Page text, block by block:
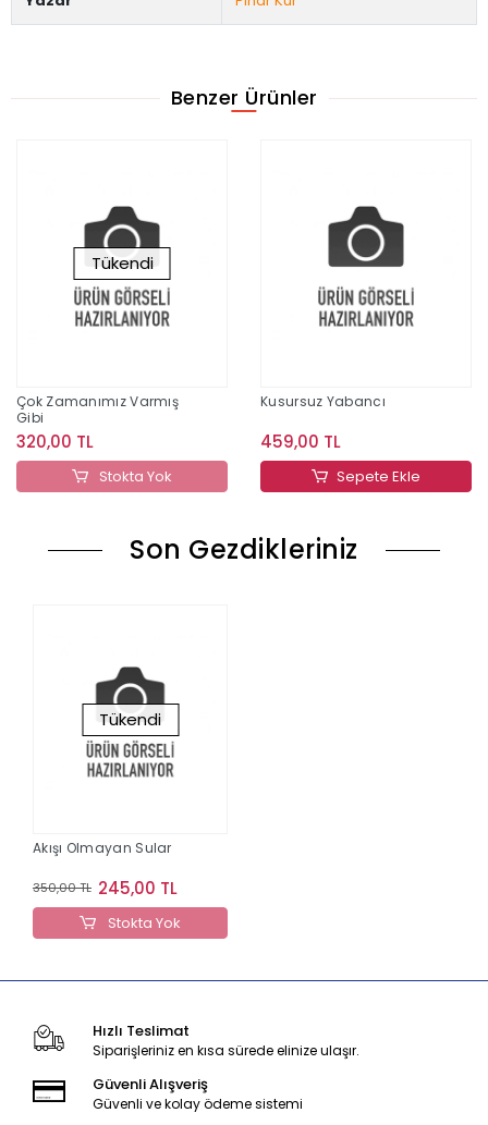
Benzer Ürünler
Tükendi
Çok Zamanımız Varmış
Gibi
320,00 TL
Stokta Yok
Kusursuz Yabancı
459,00 TL
Sepete Ekle
Son Gezdikleriniz
Tükendi
Akışı Olmayan Sular
350,00 TL 245,00 TL
Stokta Yok
Hızlı Teslimat
Siparişleriniz en kısa sürede elinize ulaşır.
Güvenli Alışveriş
Güvenli ve kolay ödeme sistemi